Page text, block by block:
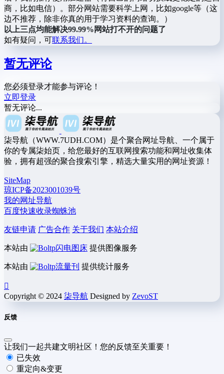
商，比如电信）。部分网站需要科学上网，比如google等（这
边不推荐，除非你真的用于学习资料的查询。）
以上三点均能解决99.99%网站打不开的问题了
如有疑问，可联系我们。
暂无评论
您必须登录才能参与评论！
立即登录
暂无评论...
柒导航（WWW.7UDH.COM）是个聚合网址导航、一个属于
你的专属柒始页，给您最好的互联网搜索功能和网址收集体
验，拥有超强的聚合搜索引擎，精选大量实用的网址资源！
SiteMap
琼ICP备2023001039号
我的网址导航
百度快速收录蜘蛛池
友链申请 广告合作 关于我们 本站介绍
本站由 闪电图床 提供图像服务
本站由 流量刊 提供统计服务
Copyright © 2024 柒导航 Designed by ZevoST
反馈
让我们一起共建文明社区！您的反馈至关重要！
已失效
重定向&变更